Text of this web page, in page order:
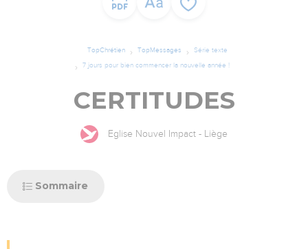
TopChrétien TopMessages
Série texte
7 jours pour bien commencer la nouvelle année !
CERTITUDES
Eglise Nouvel Impact - Liège
Sommaire